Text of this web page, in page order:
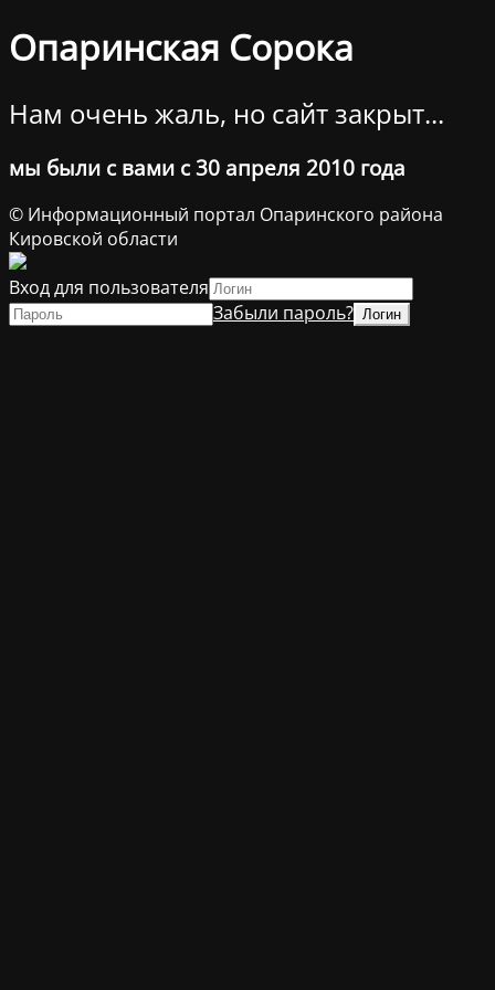
Опаринская Сорока
Нам очень жаль, но сайт закрыт...
мы были с вами с 30 апреля 2010 года
© Информационный портал Опаринского района
Кировской области
Вход для пользователя
Забыли пароль?